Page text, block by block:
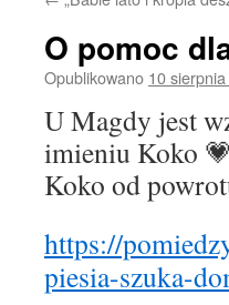
O pomoc
Opublikowano 10
U Magdy jest
imieniu Koko
Koko od
https://
piesia-szuka-